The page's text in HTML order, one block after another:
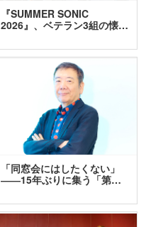
『SUMMER SONIC
2026』、ベテラン3組の懐…
「同窓会にはしたくない」
――15年ぶりに集う「第…